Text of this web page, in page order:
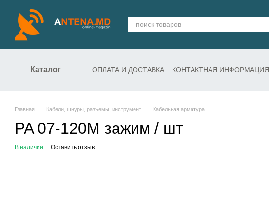
Перейти к основному контенту
Каталог ОПЛАТА И ДОСТАВКА КОНТАКТНАЯ ИНФОРМАЦИЯ
Главная Кабели, шнуры, разъемы, инструмент Кабельная арматура
PA 07-120M зажим / шт
В наличии Оставить отзыв